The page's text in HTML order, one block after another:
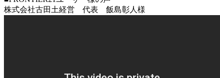
株式会社古田土経営 代表 飯島彰人様